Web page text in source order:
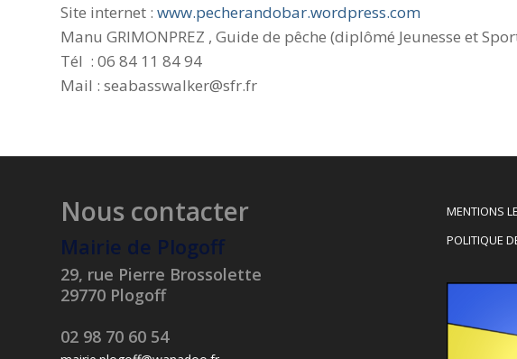
Site internet : www.pecherandobar.wordpress.com
Manu GRIMONPREZ , Guide de pêche (diplômé Jeunesse et
Tél : 06 84 11 84 94
Mail : seabasswalker@sfr.fr
Nous contacter
Mairie de Plogoff
29, rue Pierre Brossolette
29770 Plogoff
02 98 70 60 54
MENTIONS
POLITIQUE